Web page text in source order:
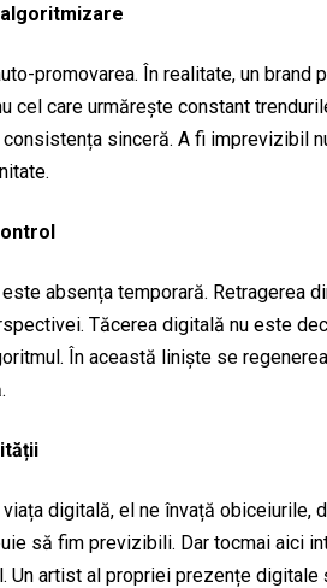
promovarea. În realitate, un brand
cel care urmărește constant
sinceră. A fi imprevizibil
absența temporară. Retragerea
Tăcerea digitală nu este
În această liniște se
digitală, el ne învață obiceiurile,
să fim previzibili. Dar tocmai aici
Un artist al propriei prezențe